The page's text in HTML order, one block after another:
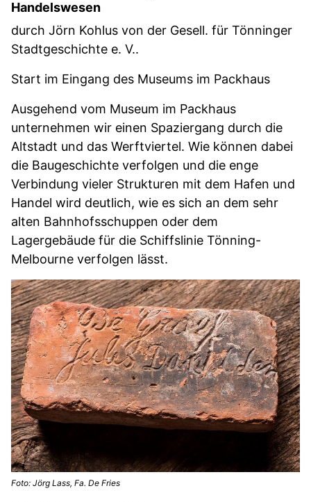
Handelswesen
durch Jörn Kohlus von der Gesell. für Tönninger
Stadtgeschichte e. V..
Start im Eingang des Museums im Packhaus
Ausgehend vom Museum im Packhaus
unternehmen wir einen Spaziergang durch die
Altstadt und das Werftviertel. Wie können dabei
die Baugeschichte verfolgen und die enge
Verbindung vieler Strukturen mit dem Hafen und
Handel wird deutlich, wie es sich an dem sehr
alten Bahnhofsschuppen oder dem
Lagergebäude für die Schiffslinie Tönning-
Melbourne verfolgen lässt.
Foto: Jörg Lass, Fa. De Fries